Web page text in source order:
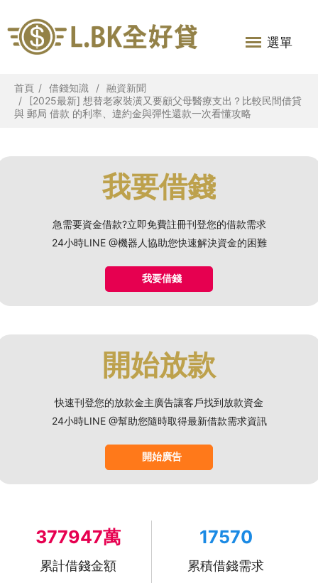
選單
首頁 借錢知識
融資新聞
[2025最新] 想替老家裝潢又要顧父母醫療支出？比較民間借貸
與 郵局 借款 的利率、違約金與彈性還款一次看懂攻略
我要借錢
急需要資金借款?立即免費註冊刊登您的借款需求
24小時LINE @機器人協助您快速解決資金的困難
我要借錢
開始放款
快速刊登您的放款金主廣告讓客戶找到放款資金
24小時LINE @幫助您隨時取得最新借款需求資訊
開始廣告
377947萬
累計借錢金額
17570
累積借錢需求